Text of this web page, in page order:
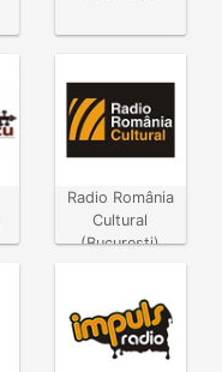
Radio România
Cultural
(București)